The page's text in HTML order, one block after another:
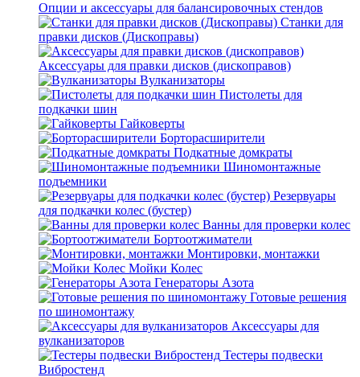
Опции и аксессуары для балансировочных стендов
Станки для
правки дисков (Дископравы)
Аксессуары для правки дисков (дископравов)
Вулканизаторы
Пистолеты для
подкачки шин
Гайковерты
Борторасширители
Подкатные домкраты
Шиномонтажные
подъемники
Резервуары
для подкачки колес (бустер)
Ванны для проверки колес
Бортоотжиматели
Монтировки, монтажки
Мойки Колес
Генераторы Азота
Готовые решения
по шиномонтажу
Аксессуары для
вулканизаторов
Тестеры подвески
Вибростенд